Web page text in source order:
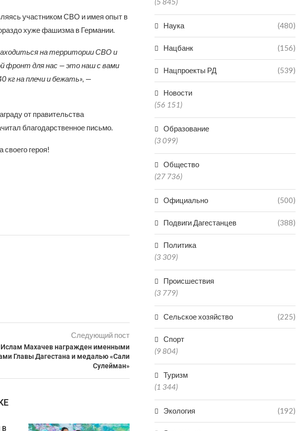
участником СВО и имея опыт в
хуже фашизма в Германии.
на территории СВО и
фронт для нас — это наш с вами
кг на плечи и бежать», —
от правительства
благодарственное письмо.
своего героя!
Следующий пост
Ислам Махачев награжден именными
Главы Дагестана и медалью «Сали
Сулейман»
В
Наука (480)
Нацбанк (156)
Нацпроекты РД (539)
Новости
(56 151)
Образование
(3 099)
Общество
(27 736)
Официально (500)
Подвиги Дагестанцев (388)
Политика
(3 309)
Происшествия
(3 779)
Сельское хозяйство (225)
Спорт
(9 804)
Туризм
(1 344)
Экология (192)